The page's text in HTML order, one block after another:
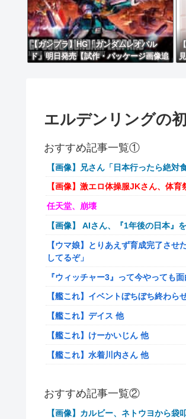
【ガンプラ】HG「ガンダムレオパル
ド」明日発売【試作・パッケージ画像追
エルデンリングの
おすすめ記事一覧①
【画像】兄さん「日本行ったら絶対
【画像】激エロ体操服JKさん、体
任天堂、崩壊
【画像】 AIさん、『1年後の日本』
【ウマ娘】とりあえず育成完了さ
してるぞ」
『ウィッチャー3』って今やっても面
【艦これ】イベントぼちぼち終わ
【艦これ】デイス 他
【艦これ】けーかいじん 他
【艦これ】水着川内さん 他
女「43億円注文して………キャンセ
【驚愕】マチアプで会った外国人
おすすめ記事一覧②
【画像】カルビー、ネトウヨから